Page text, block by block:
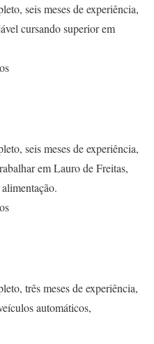
seis meses de experiência,
cursando superior em
seis meses de experiência,
em Lauro de Freitas,
três meses de experiência,
automáticos,